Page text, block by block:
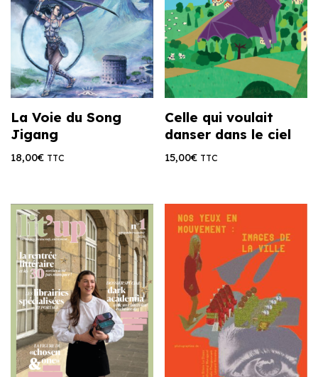
La Voie du Song
Jigang
18,00€ TTC
Celle qui voulait
danser dans le ciel
15,00€ TTC